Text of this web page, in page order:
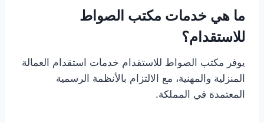
ما هي خدمات مكتب الصواط
للاستقدام؟
يوفر مكتب الصواط للاستقدام خدمات استقدام العمالة
المنزلية والمهنية، مع الالتزام بالأنظمة الرسمية
المعتمدة في المملكة.